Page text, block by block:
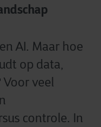
AI. Maar hoe
op data,
Voor veel
controle. In